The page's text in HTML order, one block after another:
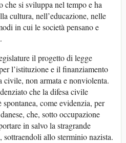
che si sviluppa nel tempo e ha
cultura, nell’educazione, nelle
in cui le società pensano e
il progetto di legge
l’istituzione e il finanziamento
civile, non armata e nonviolenta.
che la difesa civile
come evidenzia, per
che, sotto occupazione
in salvo la stragrande
allo sterminio nazista.